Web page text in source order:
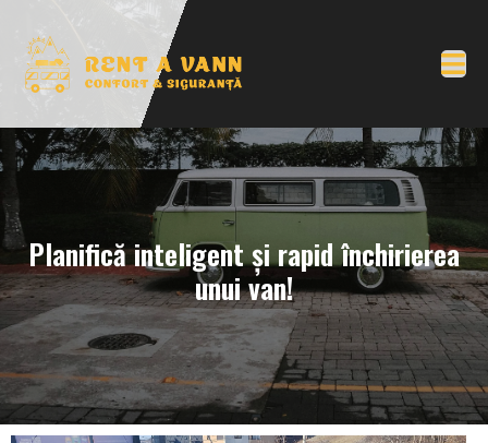
Planifică inteligent și rapid închirierea
unui van!